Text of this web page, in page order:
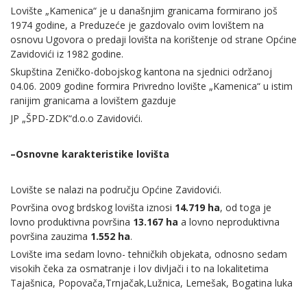
Lovište „Kamenica“ je u današnjim granicama formirano još
1974 godine, a Preduzeće je gazdovalo ovim lovištem na
osnovu Ugovora o predaji lovišta na korištenje od strane Općine
Zavidovići iz 1982 godine.
Skupština Zeničko-dobojskog kantona na sjednici održanoj
04.06. 2009 godine formira Privredno lovište „Kamenica“ u istim
ranijim granicama a lovištem gazduje
JP „ŠPD-ZDK“d.o.o Zavidovići.
–Osnovne karakteristike lovišta
Lovište se nalazi na području Općine Zavidovići.
Površina ovog brdskog lovišta iznosi 14.719 ha, od toga je
lovno produktivna površina 13.167 ha a lovno neproduktivna
površina zauzima 1.552 ha.
Lovište ima sedam lovno- tehničkih objekata, odnosno sedam
visokih čeka za osmatranje i lov divljači i to na lokalitetima
Tajašnica, Popovača,Trnjačak,Lužnica, Lemešak, Bogatina luka